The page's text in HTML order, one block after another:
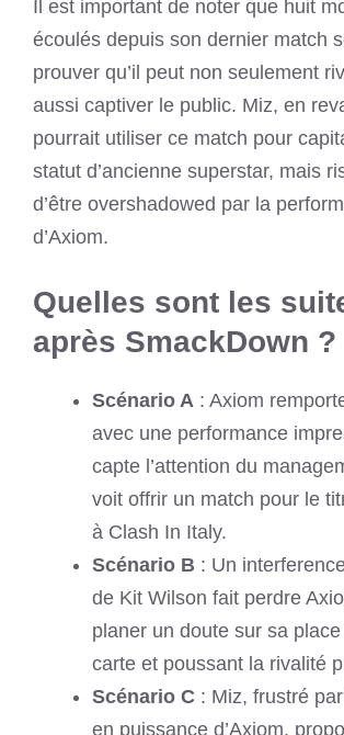
Il est important de noter que huit
écoulés depuis son dernier match
prouver qu’il peut non seulement
aussi captiver le public. Miz, en
pourrait utiliser ce match pour
statut d’ancienne superstar, mais
d’être overshadowed par la
d’Axiom.
Quelles sont les
après SmackDown ?
Scénario A : Axiom
avec une performance
capte l’attention du
voit offrir un match pour le
à Clash In Italy.
Scénario B : Un
de Kit Wilson fait perdre
planer un doute sur sa
carte et poussant la rivalité
Scénario C : Miz, frustré
en puissance d’Axiom,